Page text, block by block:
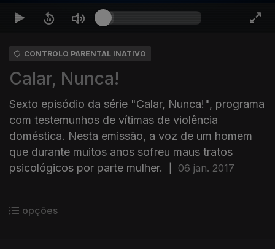
CONTROLO PARENTAL INATIVO
Calar, Nunca!
Sexto episódio da série "Calar, Nunca!", programa
com testemunhos de vítimas de violência
doméstica. Nesta emissão, a voz de um homem
que durante muitos anos sofreu maus tratos
psicológicos por parte mulher.
06 jan. 2017
opções